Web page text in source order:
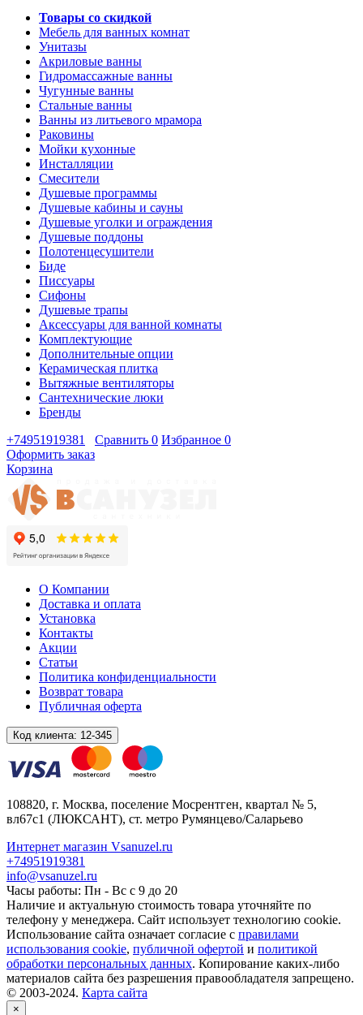
Товары со скидкой
Мебель для ванных комнат
Унитазы
Акриловые ванны
Гидромассажные ванны
Чугунные ванны
Стальные ванны
Ванны из литьевого мрамора
Раковины
Мойки кухонные
Инсталляции
Смесители
Душевые программы
Душевые кабины и сауны
Душевые уголки и ограждения
Душевые поддоны
Полотенцесушители
Биде
Писсуары
Сифоны
Душевые трапы
Аксессуары для ванной комнаты
Комплектующие
Дополнительные опции
Керамическая плитка
Вытяжные вентиляторы
Сантехнические люки
Бренды
+74951919381
Сравнить 0 Избранное 0
Оформить заказ
Корзина
О Компании
Доставка и оплата
Установка
Контакты
Акции
Статьи
Политика конфиденциальности
Возврат товара
Публичная оферта
Код клиента: 12-345
108820, г. Москва, поселение Мосрентген, квартал № 5,
вл67с1 (ЛЮКСАНТ), ст. метро Румянцево/Саларьево
Интернет магазин Vsanuzel.ru
+74951919381
info@vsanuzel.ru
Часы работы: Пн - Вс с 9 до 20
Наличие и актуальную стоимость товара уточняйте по
телефону у менеджера. Сайт использует технологию cookie.
Использование сайта означает согласие с правилами
использования cookie, публичной офертой и политикой
обработки персональных данных. Копирование каких-либо
материалов сайта без разрешения правообладателя запрещено.
© 2003-2024. Карта сайта
×